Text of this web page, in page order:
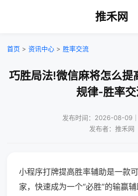
推禾网
首页 > 资讯中心 > 胜率交流
巧胜局法!微信麻将怎么提
规律-胜率
发布时间：2026-08-09
发布者：推禾网
小程序打牌提高胜率辅助是一款
家，快速成为一个“必胜”的输赢